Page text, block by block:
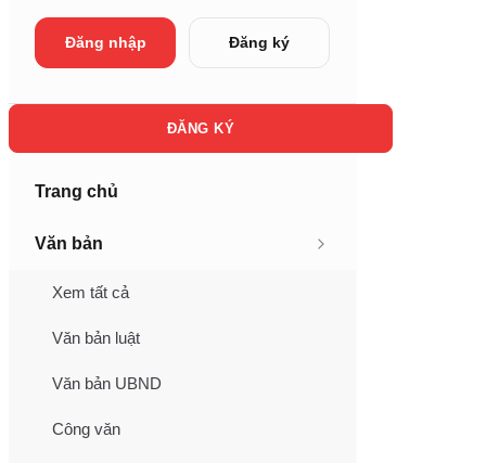
Đăng nhập Đăng ký
ĐĂNG KÝ
Trang chủ
Văn bản
Xem tất cả
Văn bản luật
Văn bản UBND
Công văn